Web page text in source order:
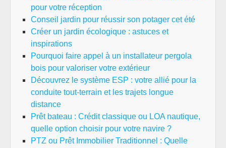
pour votre réception
Conseil jardin pour réussir son potager cet été
Créer un jardin écologique : astuces et
inspirations
Pourquoi faire appel à un installateur pergola
bois pour valoriser votre extérieur
Découvrez le système ESP : votre allié pour la
conduite tout-terrain et les trajets longue
distance
Prêt bateau : Crédit classique ou LOA nautique,
quelle option choisir pour votre navire ?
PTZ ou Prêt Immobilier Traditionnel : Quelle